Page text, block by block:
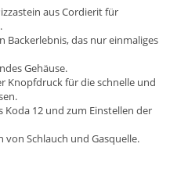
aus Cordierit für
Backerlebnis, das nur einmaliges
Gehäuse.
Knopfdruck für die schnelle und
Koda 12 und zum Einstellen der
von Schlauch und Gasquelle.